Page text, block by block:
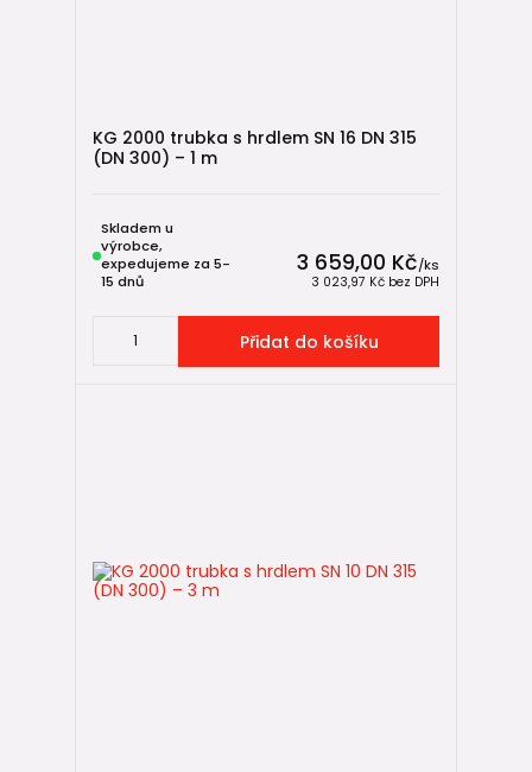
KG 2000 trubka s hrdlem SN 16 DN 315
(DN 300) – 1 m
3 659,00 Kč/ks
3 023,97 Kč bez DPH
Skladem u
výrobce,
expedujeme za 5-
15 dnů
Přidat do košíku